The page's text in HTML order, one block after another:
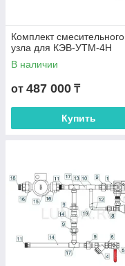
Комплект смесительного
узла для КЭВ-УТМ-4Н
В наличии
от 487 000 ₸
Купить